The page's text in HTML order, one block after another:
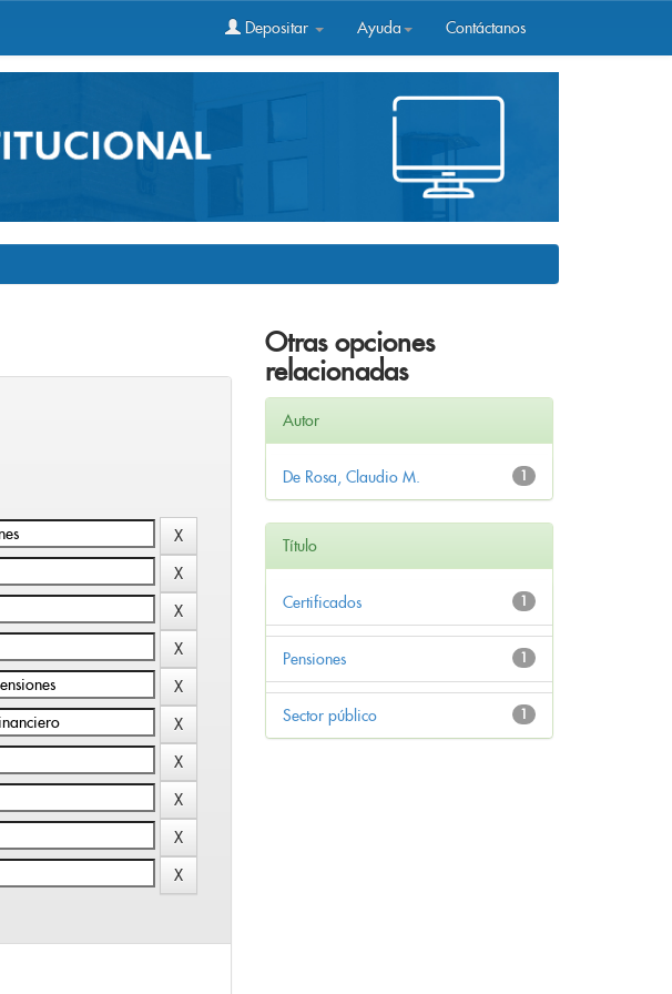
Depositar Ayuda Contáctanos
Otras opciones
relacionadas
Autor
1
De Rosa, Claudio M.
Título
1
Certificados
1
Pensiones
1
Sector público